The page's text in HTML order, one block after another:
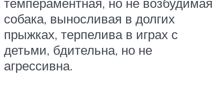
собака, выносливая в долгих
прыжках, терпелива в играх с
детьми, бдительна, но не
агрессивна.